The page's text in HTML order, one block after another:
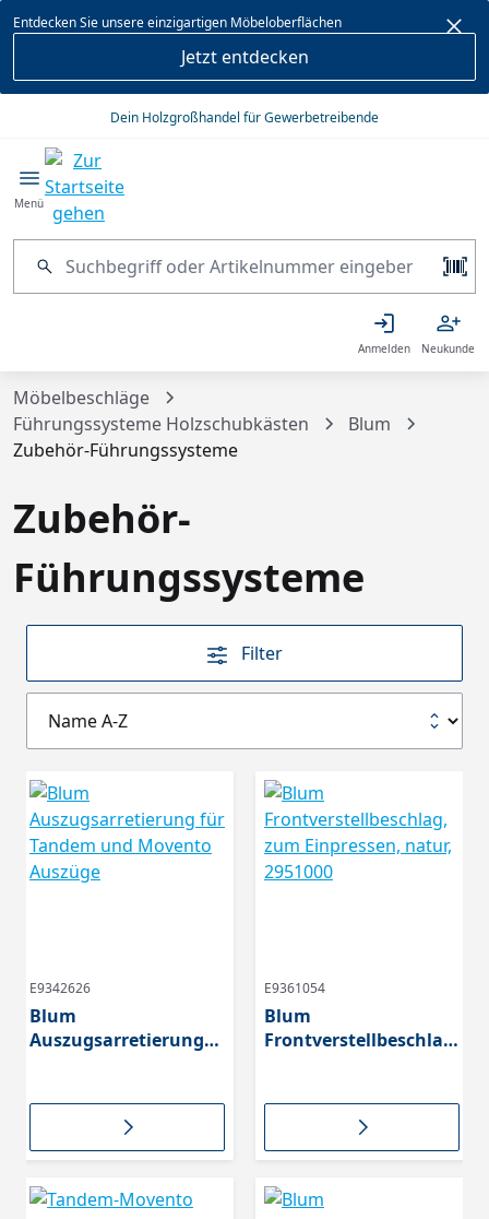
springen
Entdecken Sie unsere einzigartigen Möbeloberflächen
Jetzt entdecken
Dein Holzgroßhandel für Gewerbetreibende
Menü
Anmelden Neukunde
Möbelbeschläge
Führungssysteme Holzschubkästen
Blum
Zubehör-Führungssysteme
Zubehör-
Führungssysteme
Filter
E9342626
Blum
Auszugsarretierung
E9361054
Blum
Frontverstellbeschlag,